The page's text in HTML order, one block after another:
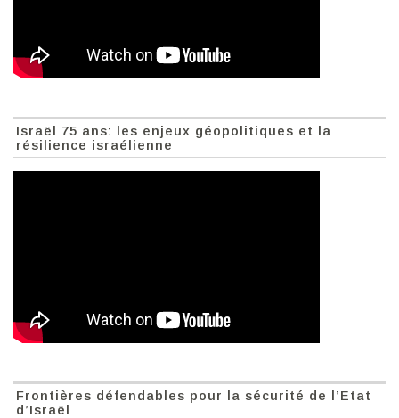
Israël 75 ans: les enjeux géopolitiques et la
résilience israélienne
Frontières défendables pour la sécurité de l’Etat
d’Israël